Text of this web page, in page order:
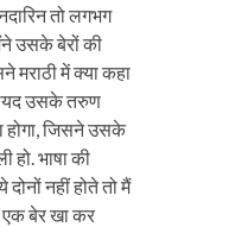
तो लगभग
उसके बेरों की
मराठी में क्या कहा
उसके तरुण
होगा, जिसने उसके
हो. भाषा की
नहीं होते तो मैं
बेर खा कर